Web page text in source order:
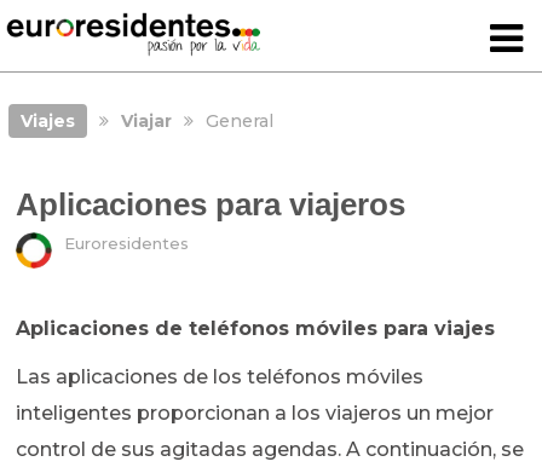
Viajes Viajar General
Aplicaciones para viajeros
Euroresidentes
Aplicaciones de teléfonos móviles para viajes
Las aplicaciones de los teléfonos móviles
inteligentes proporcionan a los viajeros un mejor
control de sus agitadas agendas. A continuación, se